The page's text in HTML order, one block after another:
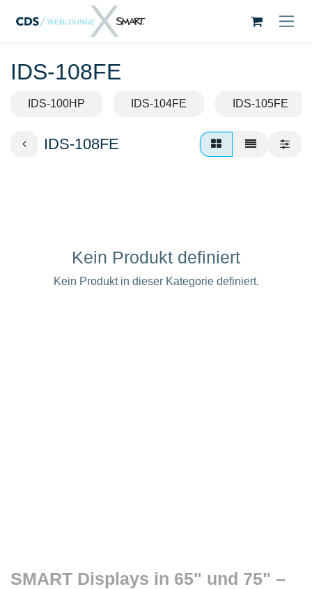
Zum Inhalt springen
IDS-108FE
IDS-100HP IDS-104FE IDS-105FE
IDS-108FE
Kein Produkt definiert
Kein Produkt in dieser Kategorie definiert.
SMART Displays in 65" und 75" –